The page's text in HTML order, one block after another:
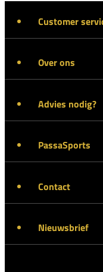
Customer
Over ons
Advies nodig?
PassaSports
Contact
Nieuwsbrief